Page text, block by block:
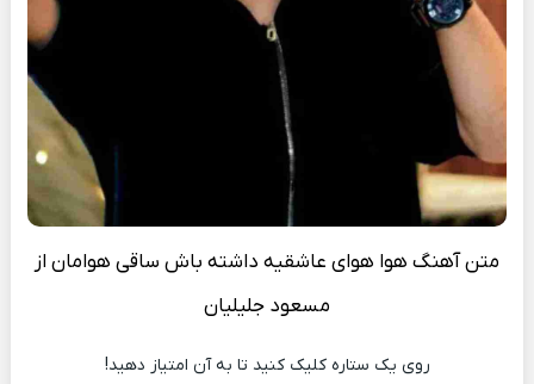
متن آهنگ هوا هوای عاشقیه داشته باش ساقی هوامان از
مسعود جلیلیان
روی یک ستاره کلیک کنید تا به آن امتیاز دهید!